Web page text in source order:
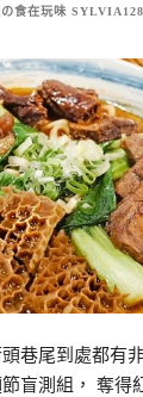
の食在玩味 SYLVIA128
巷尾到處都有
盲測組， 奪得